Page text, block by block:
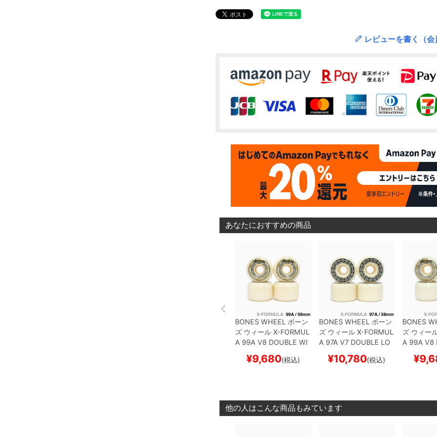
レビューを書く（
あなたにおすすめの商品
BONES WHEEL ボーン
ズ ウィール X-FORMUL
A 99A V8 DOUBLE WI
トボード スケボー
¥9,680(税込)
BONES WHEEL ボーン
ズウィールX-FORMUL
A 97A V7 DOUBLE LO
トボード スケボー
¥10,780(税込)
BONES
ズ ウィー
A 99A V8
トボード
¥
他の人はこんな商品もみています